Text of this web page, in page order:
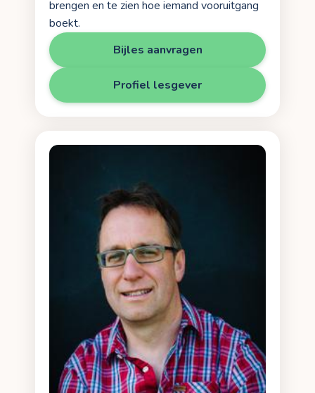
brengen en te zien hoe iemand vooruitgang
boekt.
Bijles aanvragen
Profiel lesgever